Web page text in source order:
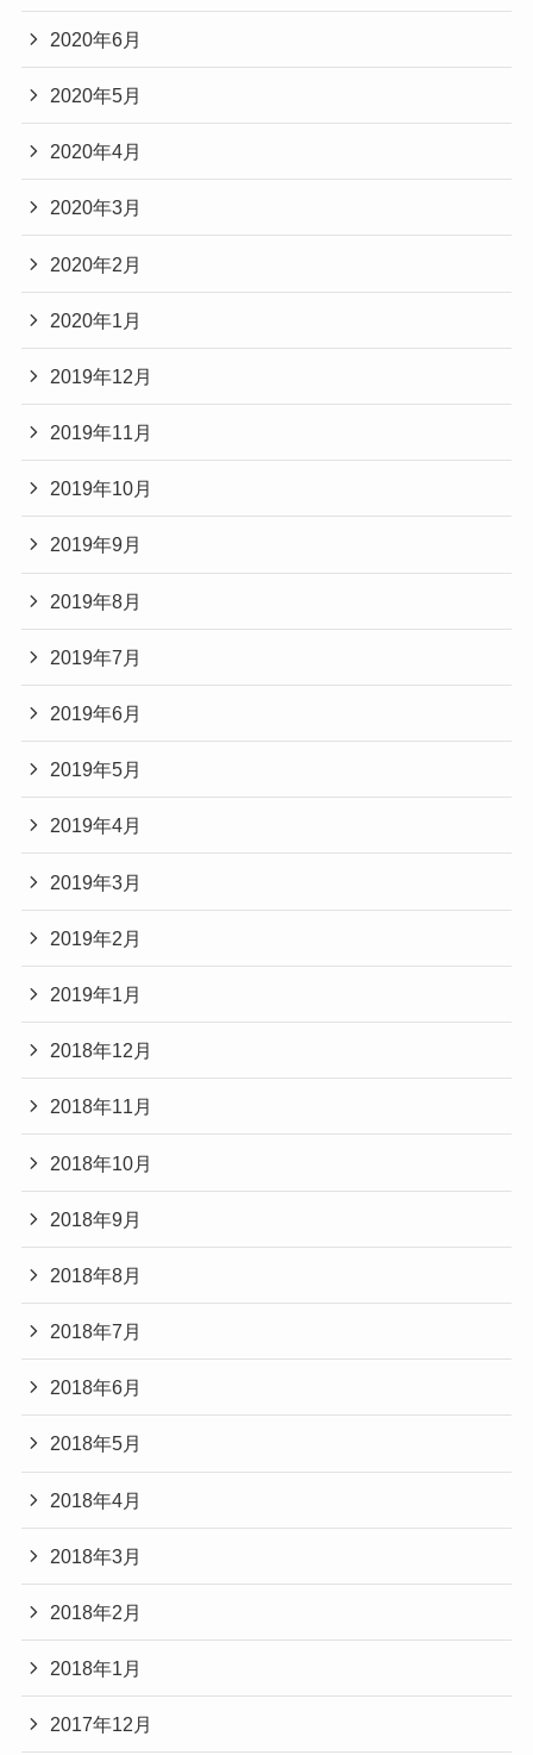
2020年6月
2020年5月
2020年4月
2020年3月
2020年2月
2020年1月
2019年12月
2019年11月
2019年10月
2019年9月
2019年8月
2019年7月
2019年6月
2019年5月
2019年4月
2019年3月
2019年2月
2019年1月
2018年12月
2018年11月
2018年10月
2018年9月
2018年8月
2018年7月
2018年6月
2018年5月
2018年4月
2018年3月
2018年2月
2018年1月
2017年12月